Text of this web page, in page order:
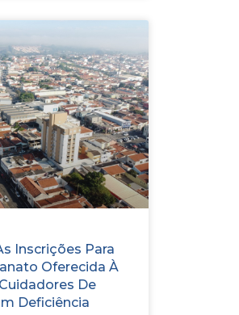
Inscrições Para
Oferecida À
De
Deficiência